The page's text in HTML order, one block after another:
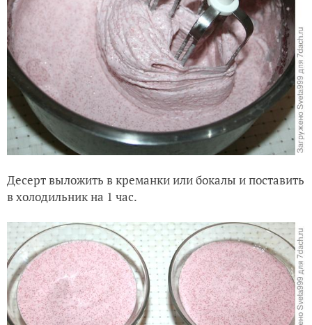
Десерт выложить в креманки или бокалы и поставить
в холодильник на 1 час.